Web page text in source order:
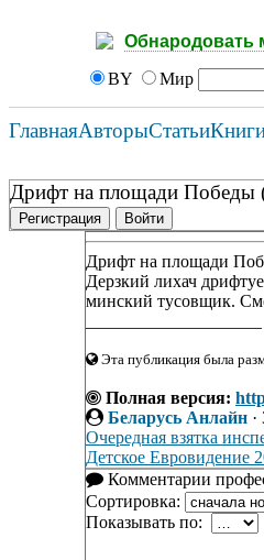
Обнародовать
BY Мир
ГлавнаяАвторыСтатьи
Дрифт на площади
Регистрация Войти
Дрифт на площади
Дерзкий лихач
минский тусовщик.
Эта публикация была
Полная версия:
Беларусь Анлайн ·
Очередная взятка
Детское Евровидение
Комментарии
Сортировка:
Показывать по: